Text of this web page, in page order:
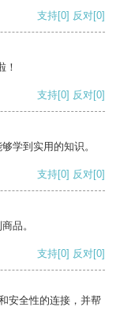
支持[0] 反对[0]
！
支持[0] 反对[0]
学到实用的知识。
支持[0] 反对[0]
品。
支持[0] 反对[0]
安全性的连接，并帮